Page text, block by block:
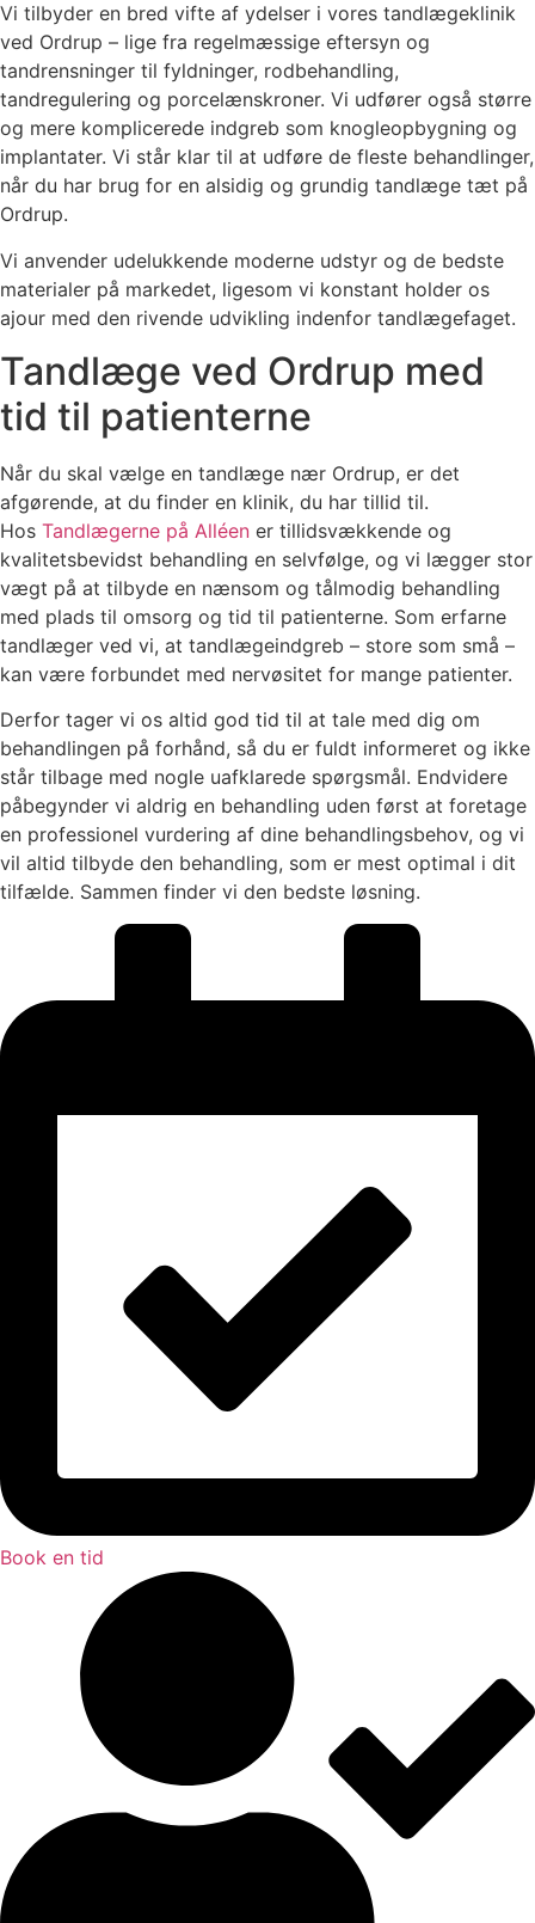
Vi tilbyder en bred vifte af ydelser i vores tandlægeklinik
ved Ordrup – lige fra regelmæssige eftersyn og
tandrensninger til fyldninger, rodbehandling,
tandregulering og porcelænskroner. Vi udfører også større
og mere komplicerede indgreb som knogleopbygning og
implantater. Vi står klar til at udføre de fleste behandlinger,
når du har brug for en alsidig og grundig tandlæge tæt på
Ordrup.
Vi anvender udelukkende moderne udstyr og de bedste
materialer på markedet, ligesom vi konstant holder os
ajour med den rivende udvikling indenfor tandlægefaget.
Tandlæge ved Ordrup med
tid til patienterne
Når du skal vælge en tandlæge nær Ordrup, er det
afgørende, at du finder en klinik, du har tillid til.
Hos Tandlægerne på Alléen er tillidsvækkende og
kvalitetsbevidst behandling en selvfølge, og vi lægger stor
vægt på at tilbyde en nænsom og tålmodig behandling
med plads til omsorg og tid til patienterne. Som erfarne
tandlæger ved vi, at tandlægeindgreb – store som små –
kan være forbundet med nervøsitet for mange patienter.
Derfor tager vi os altid god tid til at tale med dig om
behandlingen på forhånd, så du er fuldt informeret og ikke
står tilbage med nogle uafklarede spørgsmål. Endvidere
påbegynder vi aldrig en behandling uden først at foretage
en professionel vurdering af dine behandlingsbehov, og vi
vil altid tilbyde den behandling, som er mest optimal i dit
tilfælde. Sammen finder vi den bedste løsning.
Book en tid